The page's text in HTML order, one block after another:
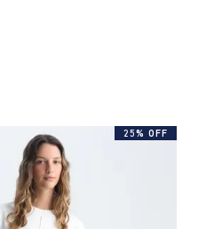
25% OFF